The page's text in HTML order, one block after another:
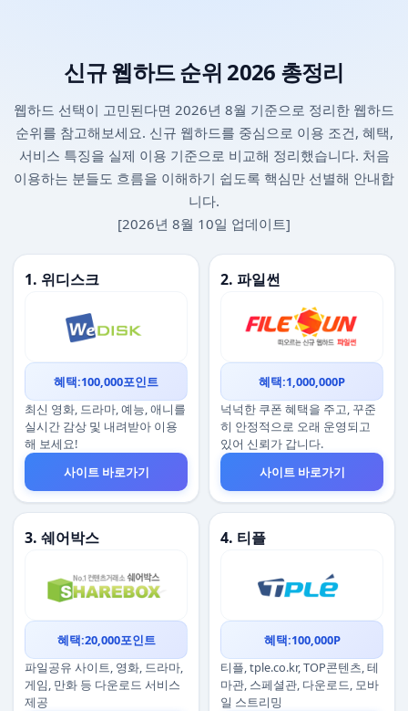
신규 웹하드 순위 2026 총정리
웹하드 선택이 고민된다면 2026년 8월 기준으로 정리한 웹하드
순위를 참고해보세요. 신규 웹하드를 중심으로 이용 조건, 혜택,
서비스 특징을 실제 이용 기준으로 비교해 정리했습니다. 처음
이용하는 분들도 흐름을 이해하기 쉽도록 핵심만 선별해 안내합
니다.
[2026년 8월 10일 업데이트]
1. 위디스크
혜택:100,000포인트
최신 영화, 드라마, 예능, 애니를
실시간 감상 및 내려받아 이용
해 보세요!
사이트 바로가기
2. 파일썬
혜택:1,000,000P
넉넉한 쿠폰 혜택을 주고, 꾸준
히 안정적으로 오래 운영되고
있어 신뢰가 갑니다.
사이트 바로가기
3. 쉐어박스
혜택:20,000포인트
파일공유 사이트, 영화, 드라마,
게임, 만화 등 다운로드 서비스
제공
4. 티플
혜택:100,000P
티플, tple.co.kr, TOP콘텐츠, 테
마관, 스페셜관, 다운로드, 모바
일 스트리밍